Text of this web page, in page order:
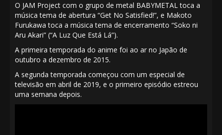
O JAM Project com o grupo de metal BABYMETALtoca a
música tema de abertura “Get No Satisfied!”, e Makoto
Furukawa toca a música tema de encerramento “Soko ni
Aru Akari” (“A Luz Que Está Lá”).
A primeira temporada do anime foi ao ar no Japão de
outubro a dezembro de 2015.
A segunda temporada começou com um especial de
televisão em abril de 2019, e o primeiro episódio estreou
uma semana depois.